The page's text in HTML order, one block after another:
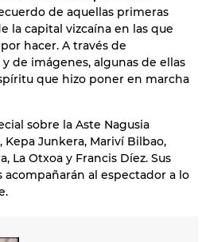
de aquellas primeras
la capital vizcaína en las que
hacer. A través de
de imágenes, algunas de ellas
que hizo poner en marcha
sobre la Aste Nagusia
Junkera, Mariví Bilbao,
La Otxoa y Francis Díez. Sus
acompañarán al espectador a lo